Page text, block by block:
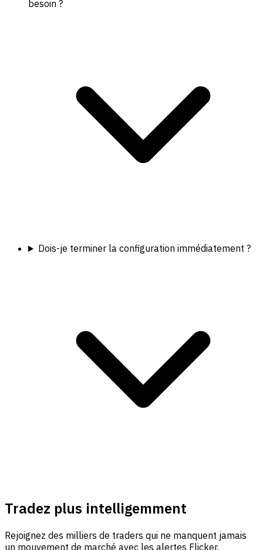
besoin ?
Dois-je terminer la configuration immédiatement ?
Tradez plus intelligemment
Rejoignez des milliers de traders qui ne manquent jamais
un mouvement de marché avec les alertes Flicker.